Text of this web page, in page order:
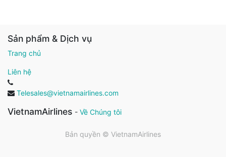
Sản phẩm & Dịch vụ
Trang chủ
Liên hệ
Telesales@vietnamairlines.com
VietnamAirlines - Về Chúng tôi
Bản quyền © VietnamAirlines